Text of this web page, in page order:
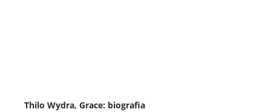
Thilo Wydra, Grace: biografia